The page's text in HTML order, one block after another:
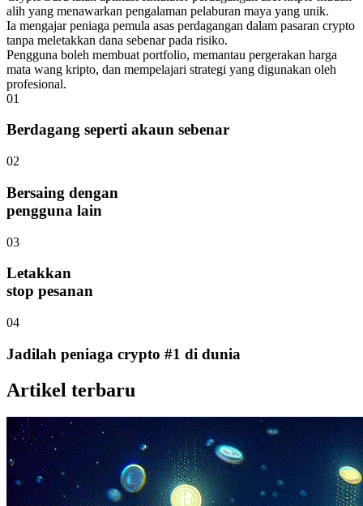
alih yang menawarkan pengalaman pelaburan maya yang unik.
Ia mengajar peniaga pemula asas perdagangan dalam pasaran crypto
tanpa meletakkan dana sebenar pada risiko.
Pengguna boleh membuat portfolio, memantau pergerakan harga
mata wang kripto, dan mempelajari strategi yang digunakan oleh
profesional.
01
Berdagang seperti akaun sebenar
02
Bersaing dengan
pengguna lain
03
Letakkan
stop pesanan
04
Jadilah peniaga crypto #1 di dunia
Artikel terbaru